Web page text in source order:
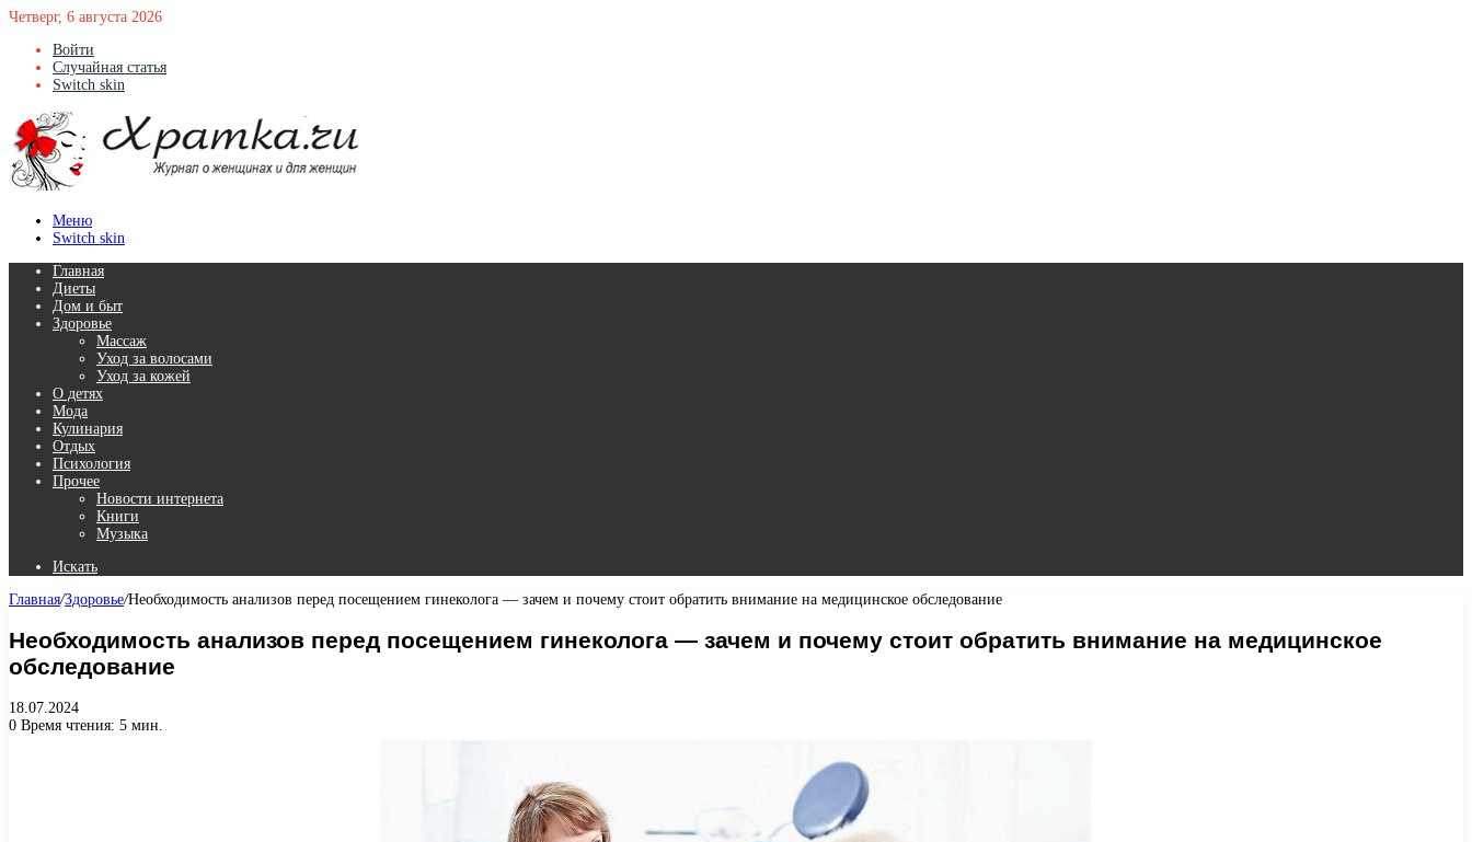
Четверг, 6 августа 2026
Войти
Случайная статья
Switch skin
Меню
Switch skin
Главная
Диеты
Дом и быт
Здоровье
Массаж
Уход за волосами
Уход за кожей
О детях
Мода
Кулинария
Отдых
Психология
Прочее
Новости интернета
Книги
Музыка
Искать
Главная/Здоровье/Необходимость анализов перед посещением гинеколога — зачем и почему стоит обратить внимание на медицинское обследование
Необходимость анализов перед посещением гинеколога — зачем и почему стоит обратить внимание на медицинское
обследование
18.07.2024
0 Время чтения: 5 мин.